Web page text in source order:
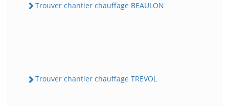
Trouver chantier chauffage BEAULON
Trouver chantier chauffage TREVOL